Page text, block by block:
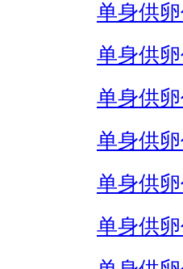
单身供
单身供
单身供
单身供
单身供
单身供